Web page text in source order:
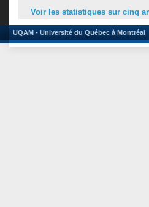
Voir les statistiques sur cinq
UQAM - Université du Québec à Montréal